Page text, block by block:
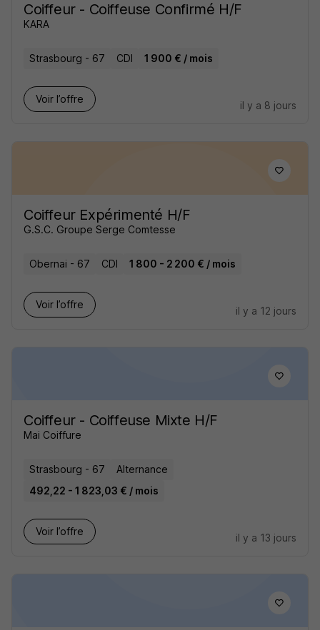
Coiffeur - Coiffeuse Confirmé H/F
KARA
Strasbourg - 67 CDI 1 900 € / mois
Voir l’offre
il y a 8 jours
Coiffeur Expérimenté H/F
G.S.C. Groupe Serge Comtesse
Obernai - 67 CDI 1 800 - 2 200 € / mois
Voir l’offre
il y a 12 jours
Coiffeur - Coiffeuse Mixte H/F
Mai Coiffure
Strasbourg - 67
Alternance
492,22 - 1 823,03 € / mois
Voir l’offre
il y a 13 jours